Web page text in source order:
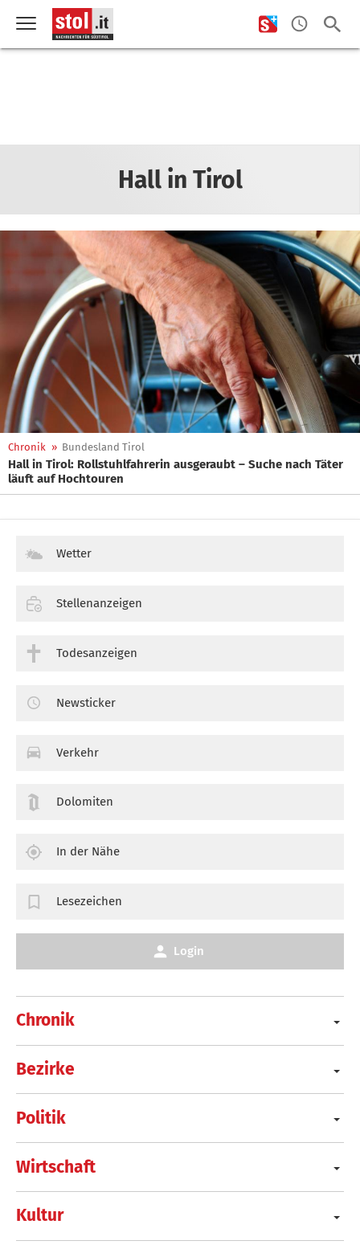
Hall in Tirol
Chronik » Bundesland Tirol
Hall in Tirol: Rollstuhlfahrerin ausgeraubt – Suche nach Täter
läuft auf Hochtouren
Chronik
Bezirke
Politik
Wirtschaft
Kultur
Wetter
Stellenanzeigen
Todesanzeigen
Newsticker
Verkehr
Dolomiten
In der Nähe
Lesezeichen
Login